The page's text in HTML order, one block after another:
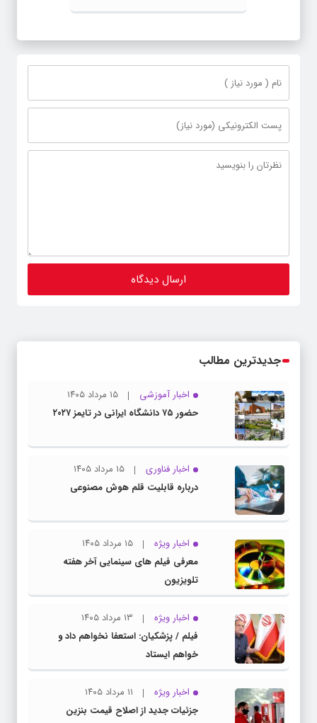
جدیدترین مطالب
اخبار آموزشی
۱۵ مرداد ۱۴۰۵
حضور ۷۵ دانشگاه ایرانی در تایمز ۲۰۲۷
اخبار فناوری
۱۵ مرداد ۱۴۰۵
درباره قابلیت قلم هوش مصنوعی
اخبار ویژه
۱۵ مرداد ۱۴۰۵
معرفی فیلم های سینمایی آخر هفته
تلویزیون
اخبار ویژه
۱۳ مرداد ۱۴۰۵
فیلم / پزشکیان: استعفا نخواهم داد و
خواهم ایستاد
اخبار ویژه
۱۱ مرداد ۱۴۰۵
جزئیات جدید از اصلاح قیمت بنزین